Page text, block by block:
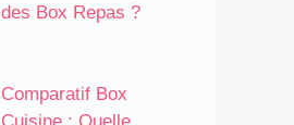
des Box Repas ?
Comparatif Box